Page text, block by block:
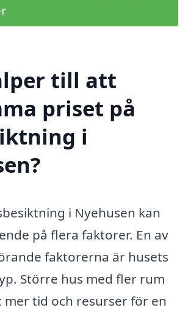
till att
priset på
i
i Nyehusen kan
på flera faktorer. En av
faktorerna är husets
Större hus med fler rum
tid och resurser för en